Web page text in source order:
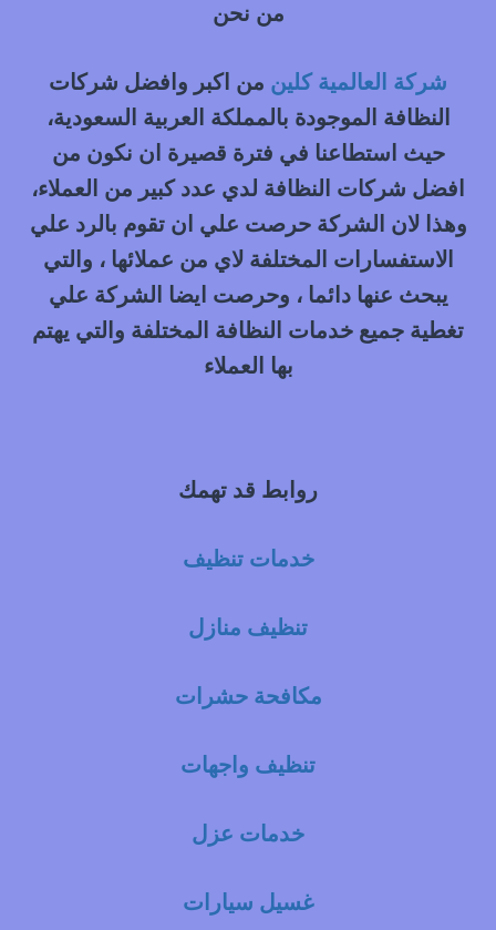
من نحن
شركة العالمية كلين من اكبر وافضل شركات
النظافة الموجودة بالمملكة العربية السعودية،
حيث استطاعنا في فترة قصيرة ان نكون من
افضل شركات النظافة لدي عدد كبير من العملاء،
وهذا لان الشركة حرصت علي ان تقوم بالرد علي
الاستفسارات المختلفة لاي من عملائها ، والتي
يبحث عنها دائما ، وحرصت ايضا الشركة علي
تغطية جميع خدمات النظافة المختلفة والتي يهتم
بها العملاء
روابط قد تهمك
خدمات تنظيف
تنظيف منازل
مكافحة حشرات
تنظيف واجهات
خدمات عزل
غسيل سيارات